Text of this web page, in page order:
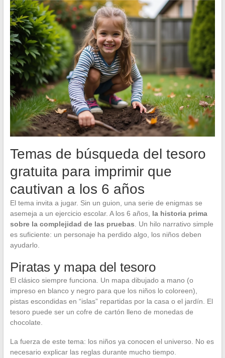
Temas de búsqueda del tesoro
gratuita para imprimir que
cautivan a los 6 años
El tema invita a jugar. Sin un guion, una serie de enigmas se
asemeja a un ejercicio escolar. A los 6 años, la historia prima
sobre la complejidad de las pruebas . Un hilo narrativo simple
es suficiente: un personaje ha perdido algo, los niños deben
ayudarlo.
Piratas y mapa del tesoro
El clásico siempre funciona. Un mapa dibujado a mano (o
impreso en blanco y negro para que los niños lo coloreen),
pistas escondidas en “islas” repartidas por la casa o el jardín. El
tesoro puede ser un cofre de cartón lleno de monedas de
chocolate.
La fuerza de este tema: los niños ya conocen el universo. No es
necesario explicar las reglas durante mucho tiempo.